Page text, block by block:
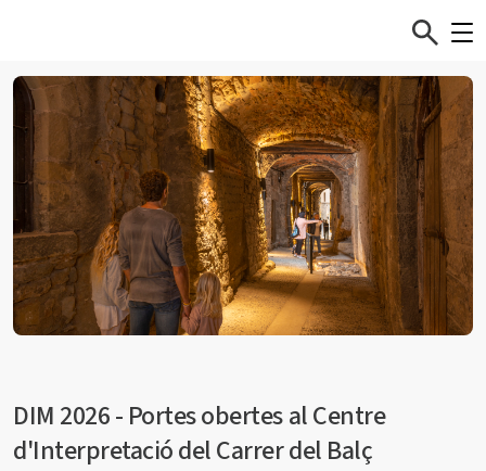
DIM 2026 - Portes obertes al Centre
d'Interpretació del Carrer del Balç